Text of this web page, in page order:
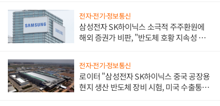
전자·전기·정보통신
삼성전자 SK하이닉스 소극적 주주환원에
해외 증권가 비판, "반도체 호황 지속성 의
전자·전기·정보통신
로이터 "삼성전자 SK하이닉스 중국 공장용
현지 생산 반도체 장비 시험, 미국 수출통제